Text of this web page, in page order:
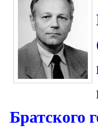
Братского